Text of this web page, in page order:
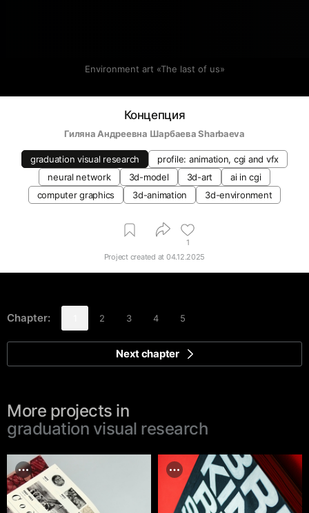
Environment art «The last of us»
Концепция
Гиляна Андреевна Шарбаева Sharbaeva
graduation visual research
profile: animation, cgi and vfx
neural network
3d-model 3d-art
ai in cgi
computer graphics
3d-animation 3d-environment
1
Project created at 04.12.2025
Chapter: 2 3 4 5
Next chapter
More projects in
graduation visual research